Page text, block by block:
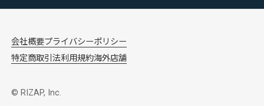
会社概要プライバシーポリシー
特定商取引法利用規約海外店舗
© RIZAP, Inc.